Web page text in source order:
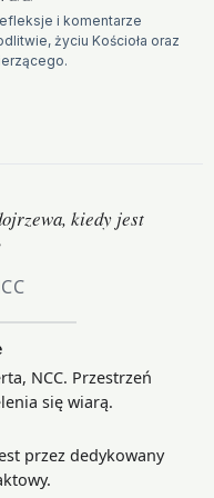
i komentarze
życiu Kościoła oraz
kiedy jest
NCC. Przestrzeń
się wiarą.
przez dedykowany